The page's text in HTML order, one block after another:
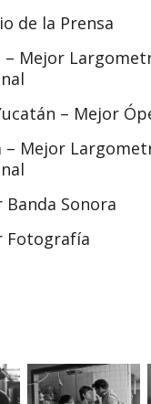
de la Prensa
– Mejor
– Mejor
– Mejor
Sonora
Fotografía